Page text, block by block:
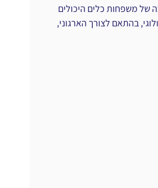
של משפחות כלים היכולים
בהתאם לצורך הארגוני,